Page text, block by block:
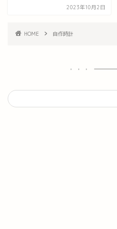
2023年10月2日
HOME 自作時計